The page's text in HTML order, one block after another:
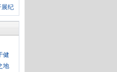
展纪
健
地